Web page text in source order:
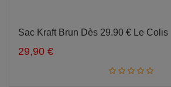
Ajouter au panier
Sac Kraft Brun Dès 29.90 € Le Colis
29,90 €